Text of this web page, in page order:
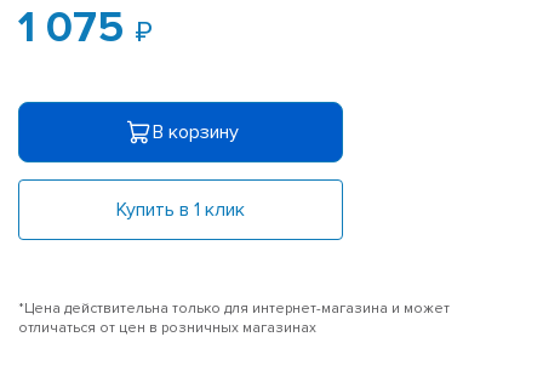
1 075
В корзину
Купить в 1 клик
*Цена действительна только для интернет-магазина и может
отличаться от цен в розничных магазинах